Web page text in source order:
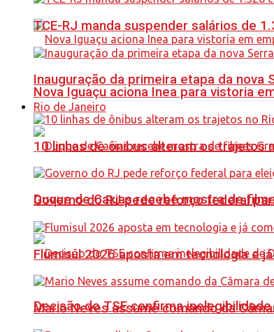
Nova Iguaçu aciona Inea para vistoria
Duque de Caxias recebe mostra de
Decisão do TSE confirma
TCE-RJ manda suspender salários de
Inauguração da primeira etapa da nova
Rio de Janeiro
10 linhas de ônibus alteram os trajetos
Governo do RJ pede reforço federal
Flumisul 2026 aposta em tecnologia e
Mario Neves assume comando da